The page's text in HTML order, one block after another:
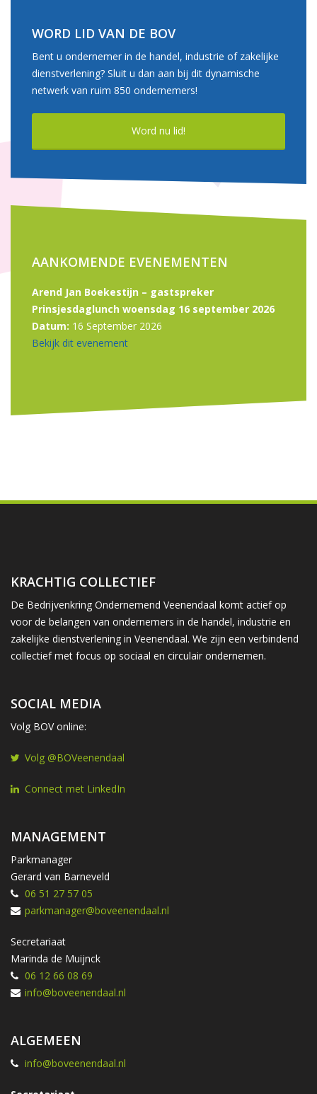
WORD LID VAN DE BOV
Bent u ondernemer in de handel, industrie of zakelijke
dienstverlening? Sluit u dan aan bij dit dynamische
netwerk van ruim 850 ondernemers!
Word nu lid!
AANKOMENDE EVENEMENTEN
Arend Jan Boekestijn – gastspreker
Prinsjesdaglunch woensdag 16 september 2026
Datum: 16 September 2026
Bekijk dit evenement
KRACHTIG COLLECTIEF
De Bedrijvenkring Ondernemend Veenendaal komt actief op
voor de belangen van ondernemers in de handel, industrie en
zakelijke dienstverlening in Veenendaal. We zijn een verbindend
collectief met focus op sociaal en circulair ondernemen.
SOCIAL MEDIA
Volg BOV online:
Volg @BOVeenendaal
Connect met LinkedIn
MANAGEMENT
Parkmanager
Gerard van Barneveld
06 51 27 57 05
parkmanager@boveenendaal.nl
Secretariaat
Marinda de Muijnck
06 12 66 08 69
info@boveenendaal.nl
ALGEMEEN
info@boveenendaal.nl